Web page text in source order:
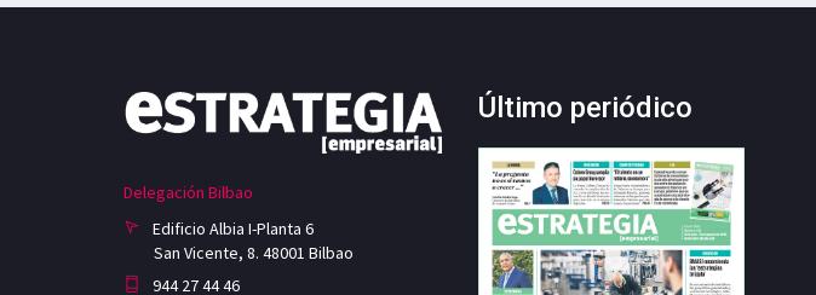
Delegación Bilbao
Edificio Albia I-Planta 6
San Vicente, 8. 48001 Bilbao
944 27 44 46
Último periódico